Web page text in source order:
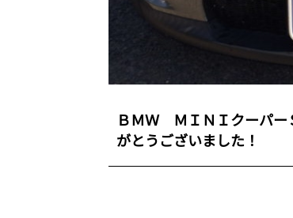
ＢＭＷ ＭＩＮＩクーパ
がとうございました！